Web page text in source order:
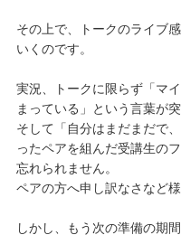
その上で、トークのライブ
いくのです。
実況、トークに限らず「マ
まっている」という言葉が
そして「自分はまだまだで
ったペアを組んだ受講生の
忘れられません。
ペアの方へ申し訳なさなど
しかし、もう次の準備の期